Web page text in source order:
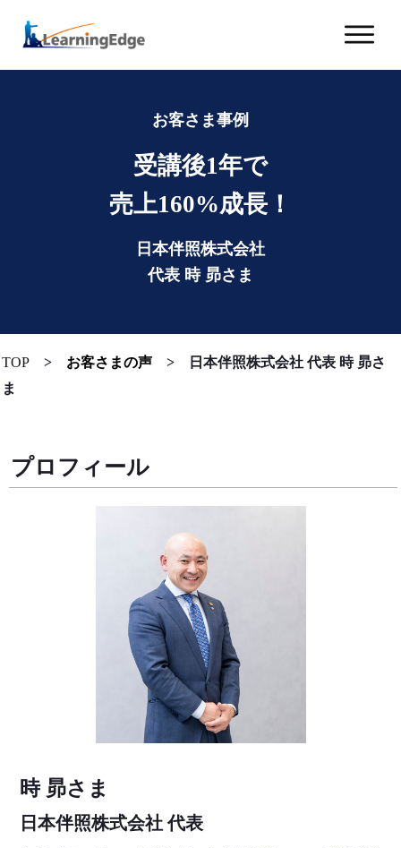
お客さま事例
受講後1年で
売上160%成長！
日本伴照株式会社
代表 時 昴さま
TOP > お客さまの声 >
日本伴照株式会社 代表 時 昴さ
ま
プロフィール
時 昴さま
日本伴照株式会社 代表